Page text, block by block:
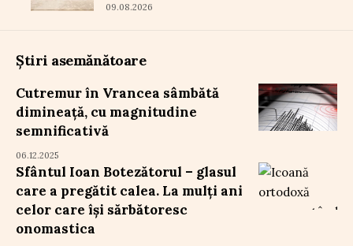
09.08.2026
Știri asemănătoare
Cutremur în Vrancea sâmbătă
dimineață, cu magnitudine
semnificativă
06.12.2025
Sfântul Ioan Botezătorul – glasul
care a pregătit calea. La mulți ani
celor care își sărbătoresc
onomastica